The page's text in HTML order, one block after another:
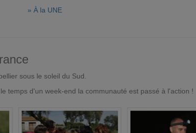
» À la UNE
sous le soleil du Sud.
temps d'un week-end la communauté est passé à l'action !